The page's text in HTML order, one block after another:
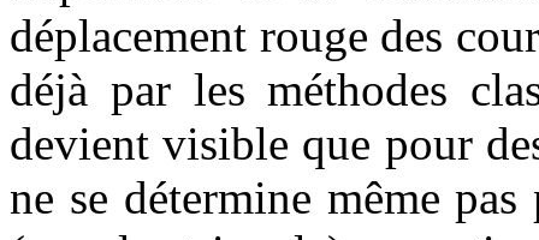
déplacement rouge des
déjà par les méthodes
devient visible que pour
ne se détermine même